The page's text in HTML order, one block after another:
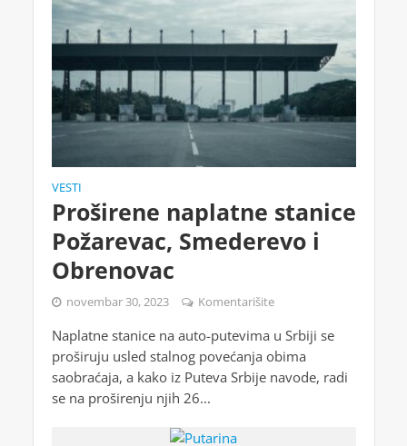
VESTI
Proširene naplatne stanice
Požarevac, Smederevo i
Obrenovac
novembar 30, 2023 Komentarišite
Naplatne stanice na auto-putevima u Srbiji se
proširuju usled stalnog povećanja obima
saobraćaja, a kako iz Puteva Srbije navode, radi
se na proširenju njih 26...